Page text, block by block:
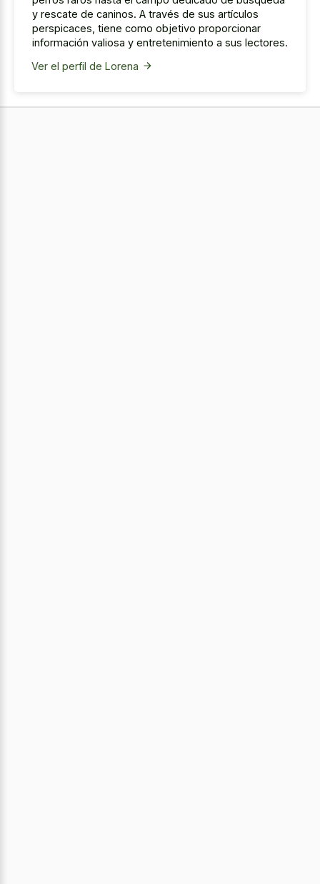
y rescate de caninos. A través de sus artículos
perspicaces, tiene como objetivo proporcionar
información valiosa y entretenimiento a sus lectores.
Ver el perfil de Lorena